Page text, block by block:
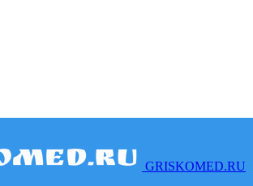
GRISKOMED.RU